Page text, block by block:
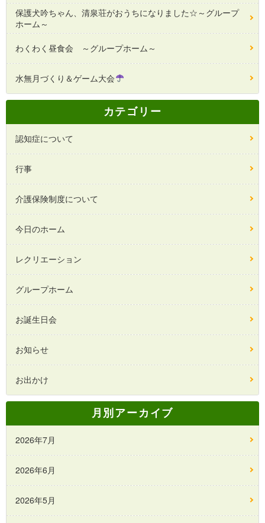
保護犬吟ちゃん、清泉荘がおうちになりました☆～グループ
ホーム～
わくわく昼食会 ～グループホーム～
水無月づくり＆ゲーム大会
カテゴリー
認知症について
行事
介護保険制度について
今日のホーム
レクリエーション
グループホーム
お誕生日会
お知らせ
お出かけ
月別アーカイブ
2026年7月
2026年6月
2026年5月